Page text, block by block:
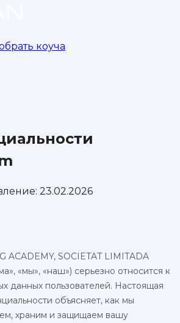
коуча
23.02.2026
ACADEMY, SOCIETAT LIMITADA
«мы», «наш») серьезно относится к
данных пользователей. Настоящая
объясняет, как мы
храним и защищаем вашу